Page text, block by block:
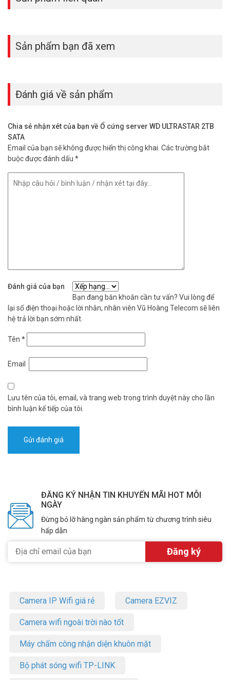
Sản phẩm bạn đã xem
Đánh giá về sản phẩm
Chia sẻ nhận xét của bạn về Ổ cứng server WD ULTRASTAR 2TB
SATA
Email của bạn sẽ không được hiển thị công khai. Các trường bắt
buộc được đánh dấu *
Đánh giá của bạn
Bạn đang băn khoăn cần tư vấn? Vui lòng để
lại số điện thoại hoặc lời nhắn, nhân viên Vũ Hoàng Telecom sẽ liên
hệ trả lời bạn sớm nhất.
Tên *
Email
Lưu tên của tôi, email, và trang web trong trình duyệt này cho lần
bình luận kế tiếp của tôi.
ĐĂNG KÝ NHẬN TIN KHUYẾN MÃI HOT MỖI
NGÀY
Đừng bỏ lỡ hàng ngàn sản phẩm từ chương trình siêu
hấp dẫn
Camera IP Wifi giá rẻ Camera EZVIZ
Camera wifi ngoài trời nào tốt
Máy chấm công nhận diện khuôn mặt
Bộ phát sóng wifi TP-LINK